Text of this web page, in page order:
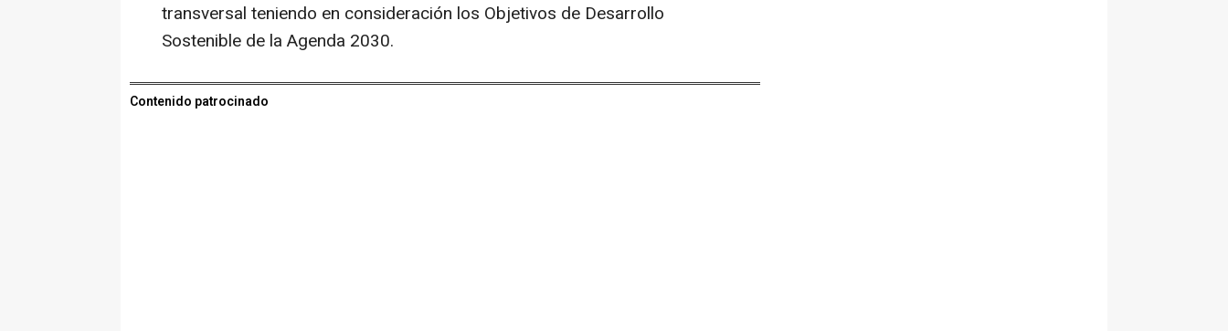
transversal teniendo en consideración los Objetivos de Desarrollo
Sostenible de la Agenda 2030.
Contenido patrocinado